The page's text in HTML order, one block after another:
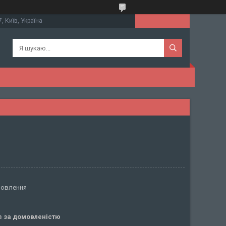
Київ, Україна
за домовленістю